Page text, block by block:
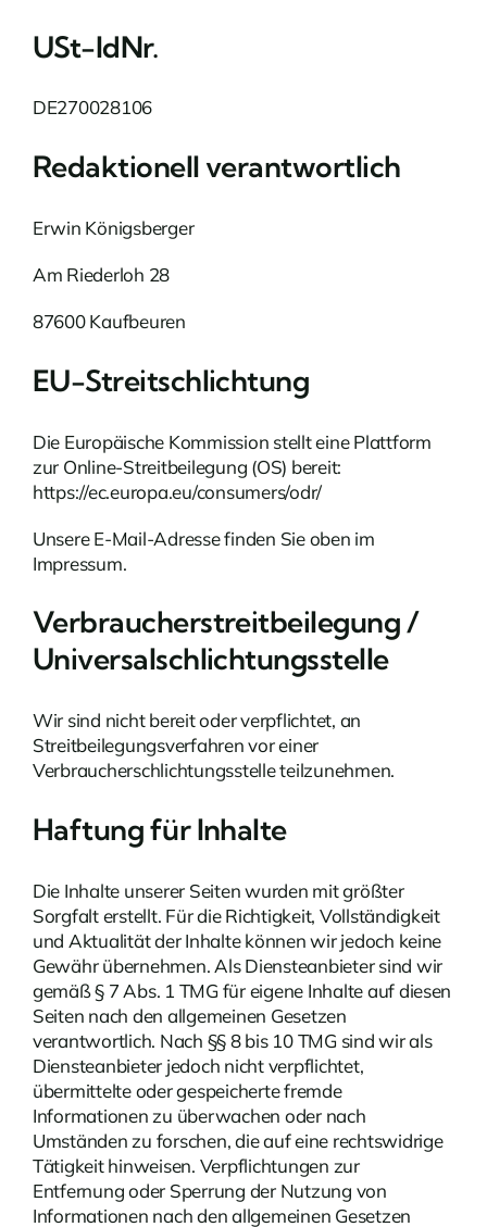
USt-IdNr.
DE270028106
Redaktionell verantwortlich
Erwin Königsberger
Am Riederloh 28
87600 Kaufbeuren
EU-Streitschlichtung
Die Europäische Kommission stellt eine Plattform
zur Online-Streitbeilegung (OS) bereit:
https://ec.europa.eu/consumers/odr/
Unsere E-Mail-Adresse finden Sie oben im
Impressum.
Verbraucherstreitbeilegung /
Universalschlichtungsstelle
Wir sind nicht bereit oder verpflichtet, an
Streitbeilegungsverfahren vor einer
Verbraucherschlichtungsstelle teilzunehmen.
Haftung für Inhalte
Die Inhalte unserer Seiten wurden mit größter
Sorgfalt erstellt. Für die Richtigkeit, Vollständigkeit
und Aktualität der Inhalte können wir jedoch keine
Gewähr übernehmen. Als Diensteanbieter sind wir
gemäß § 7 Abs. 1 TMG für eigene Inhalte auf diesen
Seiten nach den allgemeinen Gesetzen
verantwortlich. Nach §§ 8 bis 10 TMG sind wir als
Diensteanbieter jedoch nicht verpflichtet,
übermittelte oder gespeicherte fremde
Informationen zu überwachen oder nach
Umständen zu forschen, die auf eine rechtswidrige
Tätigkeit hinweisen. Verpflichtungen zur
Entfernung oder Sperrung der Nutzung von
Informationen nach den allgemeinen Gesetzen